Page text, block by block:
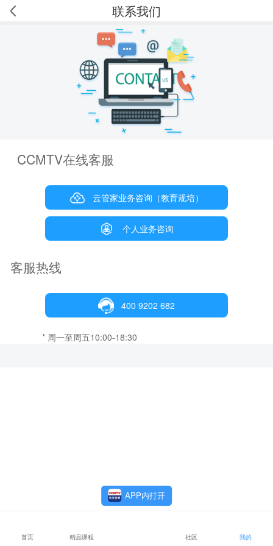
APP内打开
联系我们
CCMTV在线客服
云管家业务咨询（教育规培）
个人业务咨询
客服热线
400 9202 682
* 周一至周五10:00-18:30
首页 精品课程 社区 我的